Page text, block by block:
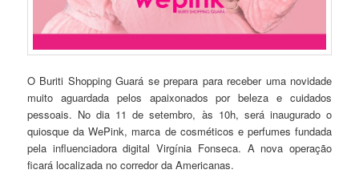
O Buriti Shopping Guará se prepara para receber uma novidade
muito aguardada pelos apaixonados por beleza e cuidados
pessoais. No dia 11 de setembro, às 10h, será inaugurado o
quiosque da WePink, marca de cosméticos e perfumes fundada
pela influenciadora digital Virgínia Fonseca. A nova operação
ficará localizada no corredor da Americanas.